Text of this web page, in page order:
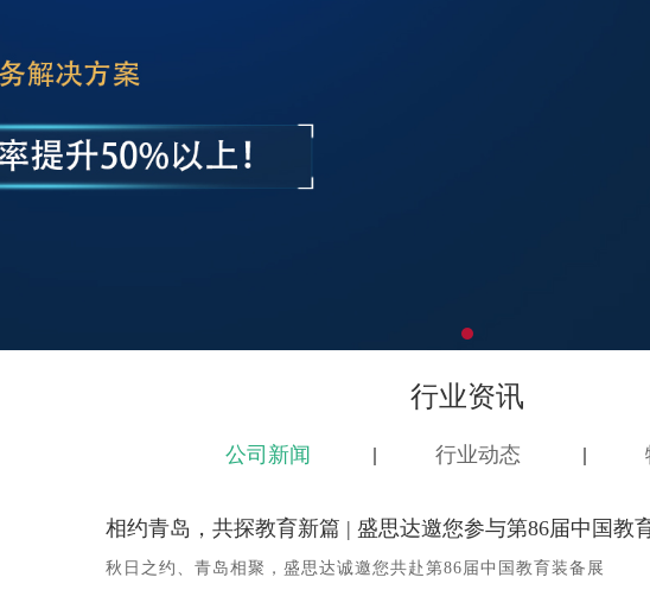
行业资讯
公司新闻 行业动态
相约青岛，共探教育新篇 | 盛思达邀您参与第86届中国教
秋日之约、青岛相聚，盛思达诚邀您共赴第86届中国教育装备展